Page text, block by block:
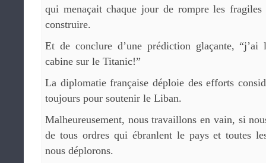
qui menaçait chaque jour de rompre les
construire.
Et de conclure d’une prédiction glaçante,
cabine sur le Titanic!”
La diplomatie française déploie des efforts
toujours pour soutenir le Liban.
Malheureusement, nous travaillons en vain, si
de tous ordres qui ébranlent le pays et toutes
nous déplorons.